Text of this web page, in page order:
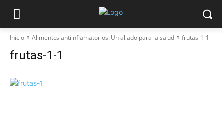
Inicio Alimentos antiinflamatorios. Un aliado para la salud frutas-1-1
frutas-1-1